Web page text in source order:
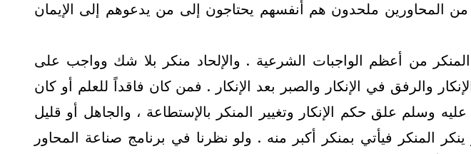
من المحاورين ملحدون هم أنفسهم يحتاجون إلى من يدعوهم إلى الإيمان
من أعظم الواجبات الشرعية . والإلحاد منكر بلا شك وواجب على
والرفق في الإنكار والصبر بعد الإنكار . فمن كان فاقداً للعلم أو كان
وسلم علق حكم الإنكار وتغيير المنكر بالإستطاعة ، والجاهل أو قليل
المنكر فيأتي بمنكر أكبر منه . ولو نظرنا في برنامج صناعة المحاور